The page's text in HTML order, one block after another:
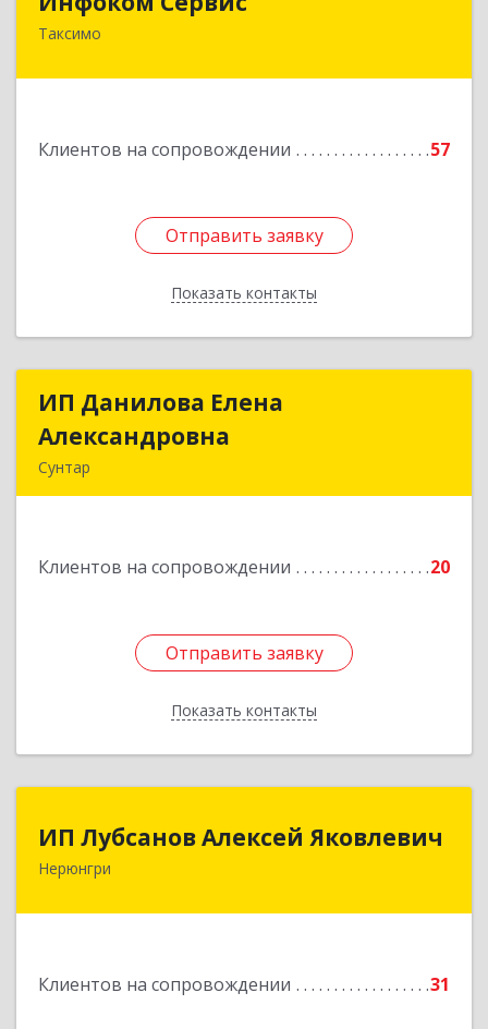
Таксимо
Клиентов на сопровождении 57
Отправить заявку
Показать контакты
671560, Республика Бурятия, Муйский р-н, пгт.
Отправить заявку
Назад
ИП Данилова Елена
Александровна
Сунтар
Клиентов на сопровождении 20
Отправить заявку
Показать контакты
ИП Данилова Елена
Отправить заявку
Назад
ИП Лубсанов Алексей Яковлевич
Нерюнгри
Клиентов на сопровождении 31
ИП Лубсанов Алексей Яковлевич
675002, Амурская область, г. Благовещенск, ул.